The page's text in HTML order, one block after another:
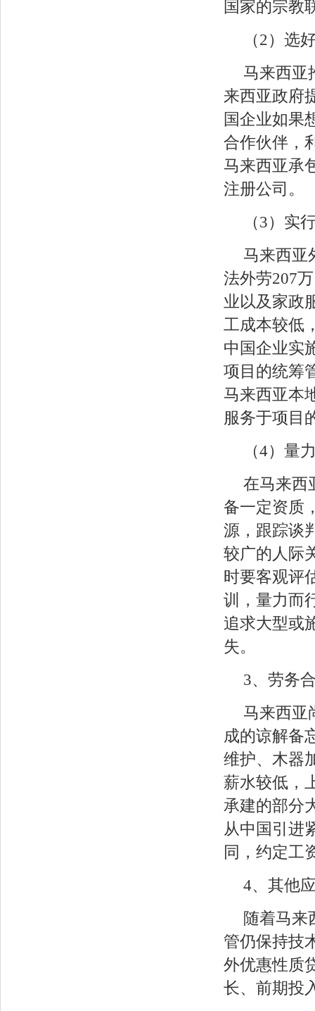
国家的宗教
（2）选
马来西亚
来西亚政府
国企业如果
合作伙伴，
马来西亚承
注册公司。
（3）实
马来西亚
法外劳207
业以及家政
工成本较低
中国企业实
项目的统筹
马来西亚本
服务于项目
（4）量
在马来西
备一定资质
源，跟踪谈
较广的人际
时要客观评
训，量力而
追求大型或
失。
3、劳务
马来西亚
成的谅解备
维护、木器
薪水较低，
承建的部分
从中国引进
同，约定工
4、其他
随着马来
管仍保持技
外优惠性质
长、前期投